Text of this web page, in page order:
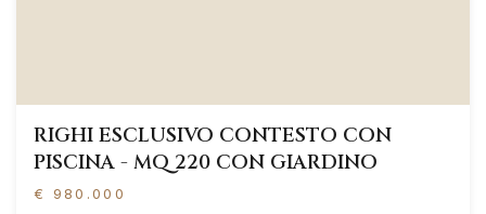
RIGHI ESCLUSIVO CONTESTO CON
PISCINA - MQ 220 CON GIARDINO
€ 980.000